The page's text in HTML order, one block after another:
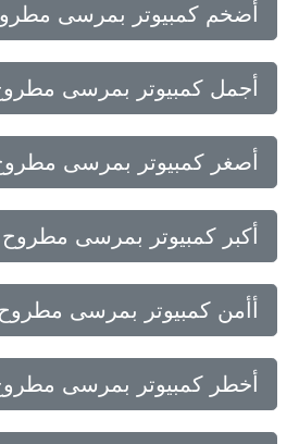
أضخم كمبيوتر بمرسى مطروح
أجمل كمبيوتر بمرسى مطروح
أصغر كمبيوتر بمرسى مطروح
أكبر كمبيوتر بمرسى مطروح
أأمن كمبيوتر بمرسى مطروح
أخطر كمبيوتر بمرسى مطروح